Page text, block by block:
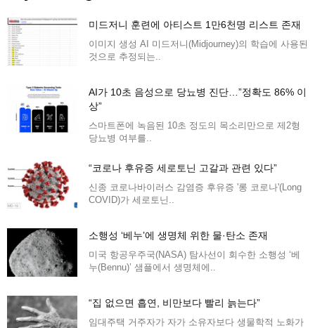
미드저니 훈련에 아티스트 1만6천명 리스트 존재
이미지 생성 AI 미드저니(Midjourney)의 학습에 사용된
것으로 추정되는..
AI가 10초 음성으로 당뇨병 진단…”정확도 86% 이
상”
스마트폰에 녹음된 10초 정도의 목소리만으로 제2형
당뇨병 여부를..
“코로나 후유증 세로토닌 고갈과 관련 있다”
신종 코로나바이러스 감염증 후유증 '롱 코로나'(Long
COVID)가 세로토닌..
소행성 ‘베누’에 생명체 위한 물·탄소 존재
미국 항공우주국(NASA) 탐사선이 회수한 소행성 ‘베
누(Bennu)’ 샘플에서 생명체에..
“집 없으면 흡연, 비만보다 빨리 늙는다”
임대주택 거주자가 자가 소유자보다 생물학적 노화가